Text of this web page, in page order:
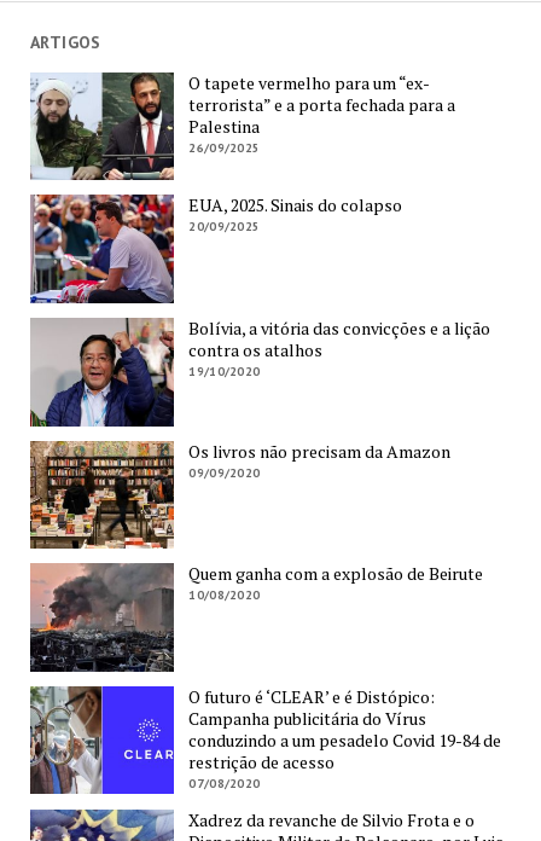
ARTIGOS
O tapete vermelho para um “ex-
terrorista” e a porta fechada para a
Palestina
26/09/2025
EUA, 2025. Sinais do colapso
20/09/2025
Bolívia, a vitória das convicções e a lição
contra os atalhos
19/10/2020
Os livros não precisam da Amazon
09/09/2020
Quem ganha com a explosão de Beirute
10/08/2020
O futuro é ‘CLEAR’ e é Distópico:
Campanha publicitária do Vírus
conduzindo a um pesadelo Covid 19-84 de
restrição de acesso
07/08/2020
Xadrez da revanche de Silvio Frota e o